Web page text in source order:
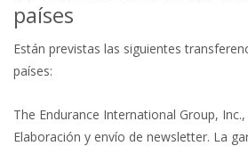
países
Están previstas las siguientes
países:
The Endurance International Group,
Elaboración y envío de newsletter. La